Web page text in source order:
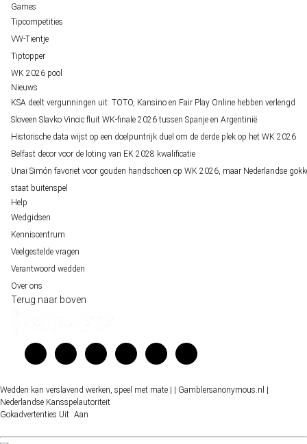
Games
Tipcompetities
VW-Tientje
Tiptopper
WK 2026 pool
Nieuws
KSA deelt vergunningen uit: TOTO, Kansino en Fair Play Online hebben verlengd
Sloveen Slavko Vincic fluit WK-finale 2026 tussen Spanje en Argentinië
Historische data wijst op een doelpuntrijk duel om de derde plek op het WK 2026
Belfast decor voor de loting van EK 2028 kwalificatie
Unai Simón favoriet voor gouden handschoen op WK 2026, maar Nederlandse
staat buitenspel
Help
Wedgidsen
Kenniscentrum
Veelgestelde vragen
Verantwoord wedden
Over ons
Terug naar boven
Wedden kan verslavend werken, speel met mate | | Gamblersanonymous.nl |
Nederlandse Kansspelautoriteit
Gokadvertenties Uit Aan